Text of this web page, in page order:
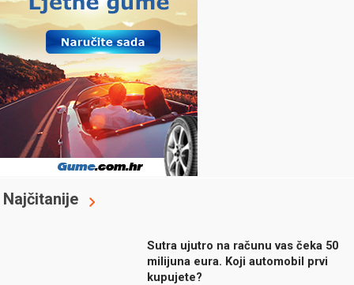
Najčitanije
Sutra ujutro na računu vas čeka 50
milijuna eura. Koji automobil prvi
kupujete?